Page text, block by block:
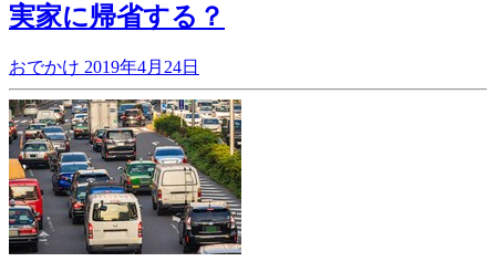
実家に帰省する？
おでかけ 2019年4月24日